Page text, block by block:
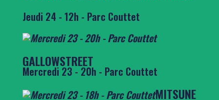
Jeudi 24 - 12h - Parc Couttet
GALLOWSTREET
Mercredi 23 - 20h - Parc Couttet
MITSUNE